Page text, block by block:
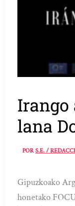
lana
PORS.E. /
Gipuzkoako
honetako